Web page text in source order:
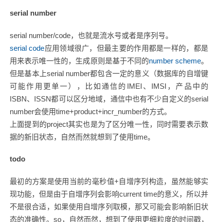
serial number
serial number/code，也就是流水号或者是序列号。
serial code应用领域很广，但最主要的作用都是一样的，都是
用来表示唯一性的，生成原则是基于不同的number scheme。
但是基本上serial number都包含一定的意义（数据库的自增键
可能作用更单一），比如通信的IMEI、IMSI，产品中的
ISBN、ISSN都可以区分地域，通信中也有不少自定义的serial
number会使用time+product+incr_number的方式。
上面提到的project其实也是为了区分唯一性，同时需要表示数
据的新旧状态，自然而然就想到了使用time。
todo
最初的方案是使用当前的毫秒值+自增序列构造，虽然能够实
现功能，但是由于自增序列会影响current time的意义，所以并
不是很合适，如果使用自增序列取模，那又可能会影响新旧状
态的准确性。so，自然而然，想到了使用更细粒度的时间戳，